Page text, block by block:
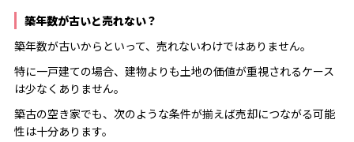
築年数が古いと売れない？
築年数が古いからといって、売れないわけではありません。
特に一戸建ての場合、建物よりも土地の価値が重視されるケース
は少なくありません。
築古の空き家でも、次のような条件が揃えば売却につながる可能
性は十分あります。